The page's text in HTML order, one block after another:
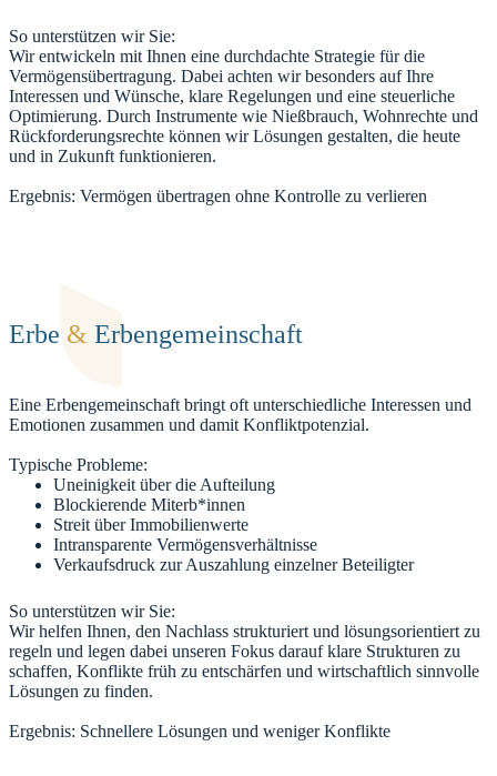
So unterstützen wir Sie:
Wir entwickeln mit Ihnen eine durchdachte Strategie für die
Vermögensübertragung. Dabei achten wir besonders auf Ihre
Interessen und Wünsche, klare Regelungen und eine steuerliche
Optimierung. Durch Instrumente wie Nießbrauch, Wohnrechte und
Rückforderungsrechte können wir Lösungen gestalten, die heute
und in Zukunft funktionieren.
Ergebnis: Vermögen übertragen ohne Kontrolle zu verlieren
Erbe & Erbengemeinschaft
Eine Erbengemeinschaft bringt oft unterschiedliche Interessen und
Emotionen zusammen und damit Konfliktpotenzial.
Typische Probleme:
Uneinigkeit über die Aufteilung
Blockierende Miterb*innen
Streit über Immobilienwerte
Intransparente Vermögensverhältnisse
Verkaufsdruck zur Auszahlung einzelner Beteiligter
So unterstützen wir Sie:
Wir helfen Ihnen, den Nachlass strukturiert und lösungsorientiert zu
regeln und legen dabei unseren Fokus darauf klare Strukturen zu
schaffen, Konflikte früh zu entschärfen und wirtschaftlich sinnvolle
Lösungen zu finden.
Ergebnis: Schnellere Lösungen und weniger Konflikte